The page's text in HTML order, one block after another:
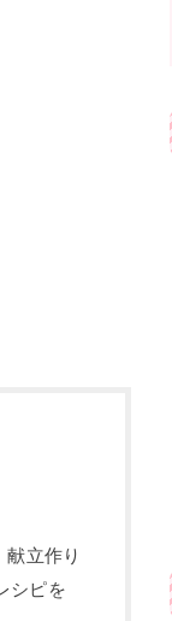
立作り
シピを